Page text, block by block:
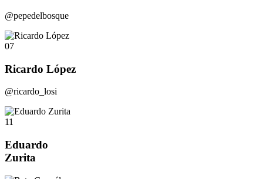
@pepedelbosque
07
Ricardo López
@ricardo_losi
11
Eduardo
Zurita